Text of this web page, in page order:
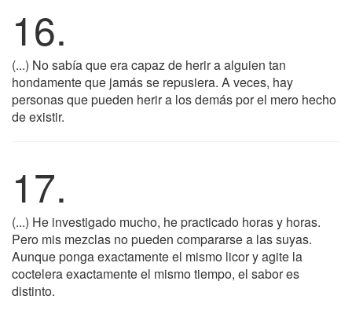
16.
(...) No sabía que era capaz de herir a alguien tan
hondamente que jamás se repusiera. A veces, hay
personas que pueden herir a los demás por el mero hecho
de existir.
17.
(...) He investigado mucho, he practicado horas y horas.
Pero mis mezclas no pueden compararse a las suyas.
Aunque ponga exactamente el mismo licor y agite la
coctelera exactamente el mismo tiempo, el sabor es
distinto.